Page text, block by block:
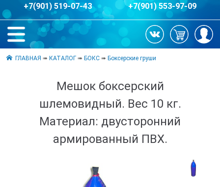
+7(901) 519-07-43 +7(901) 553-97-09
ГЛАВНАЯ ➠КАТАЛОГ ➠БОКС ➠Боксерские груши
Мешок боксерский
шлемовидный. Вес 10 кг.
Материал: двусторонний
армированный ПВХ.